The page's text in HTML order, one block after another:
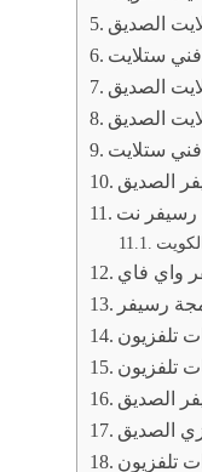
الصديق
ستلايت
الصديق
الصديق
فني ستلايت
الصديق
رسيفر نت
واي فاي
رسيفر
تلفزيون
تلفزيون
الصديق
الصديق
تلفزيون